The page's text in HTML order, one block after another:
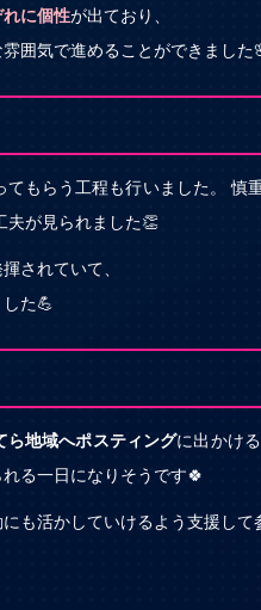
に個性が出ており、
囲気で進めることができました
てもらう工程も行いました。 慎
夫が見られました👏
されていて、
た💪
ら地域へポスティングに出かけ
る一日になりそうです🍀
も活かしていけるよう支援して